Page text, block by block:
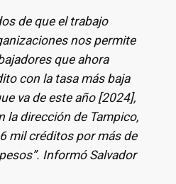
de que el trabajo
nos permite
que ahora
con la tasa más baja
va de este año [2024],
la dirección de Tampico,
mil créditos por más de
Informó Salvador